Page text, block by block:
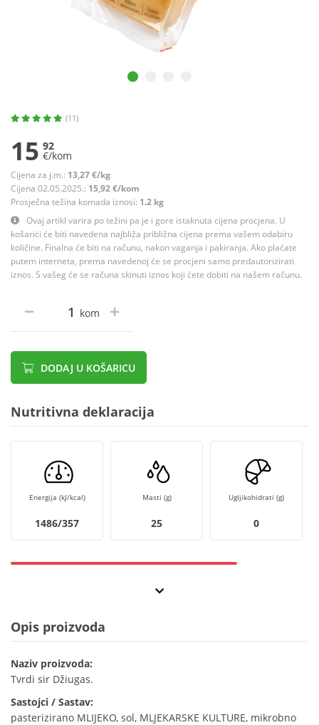
(11)
15 92
€/kom
Cijena za j.m.: 13,27 €/kg
Cijena 02.05.2025.: 15,92 €/kom
Prosječna težina komada iznosi: 1.2 kg
Ovaj artikl varira po težini pa je i gore istaknuta cijena procjena. U
košarici će biti navedena najbliža približna cijena prema vašem odabiru
količine. Finalna će biti na računu, nakon vaganja i pakiranja. Ako plaćate
putem interneta, prema navedenoj će se procjeni samo predautorizirati
iznos. S vašeg će se računa skinuti iznos koji ćete dobiti na našem računu.
kom
DODAJ U KOŠARICU
Nutritivna deklaracija
Energija (kJ/kcal)
1486/357
Masti (g)
25
Ugljikohidrati (g)
0
Opis proizvoda
Naziv proizvoda:
Tvrdi sir Džiugas.
Sastojci / Sastav:
pasterizirano MLIJEKO, sol, MLJEKARSKE KULTURE, mikrobno